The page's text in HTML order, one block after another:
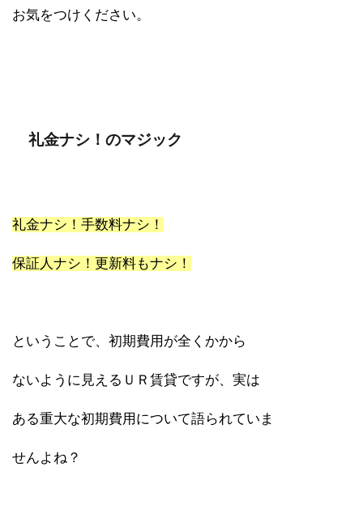
お気をつけください。
礼金ナシ！のマジック
礼金ナシ！手数料ナシ！
保証人ナシ！更新料もナシ！
ということで、初期費用が全くかから
ないように見えるＵＲ賃貸ですが、実は
ある重大な初期費用について語られていま
せんよね？